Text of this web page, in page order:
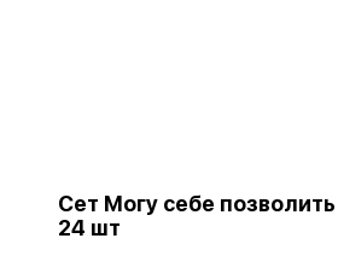
Сет Могу себе позволить
24 шт